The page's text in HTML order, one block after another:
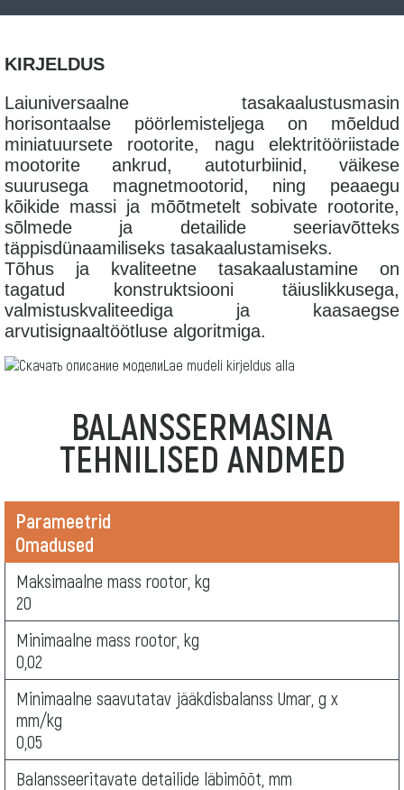
KIRJELDUS
Laiuniversaalne tasakaalustusmasin
horisontaalse pöörlemisteljega on mõeldud
miniatuursete rootorite, nagu elektritööriistade
mootorite ankrud, autoturbiinid, väikese
suurusega magnetmootorid, ning peaaegu
kõikide massi ja mõõtmetelt sobivate rootorite,
sõlmede ja detailide seeriavõtteks
täppisdünaamiliseks tasakaalustamiseks.
Tõhus ja kvaliteetne tasakaalustamine on
tagatud konstruktsiooni täiuslikkusega,
valmistuskvaliteediga ja kaasaegse
arvutisignaaltöötluse algoritmiga.
Lae mudeli kirjeldus alla
BALANSSERMASINA
TEHNILISED ANDMED
Parameetrid
Omadused
Maksimaalne mass rootor, kg
20
Minimaalne mass rootor, kg
0,02
Minimaalne saavutatav jääkdisbalanss Umar, g x
mm/kg
0,05
Balansseeritavate detailide läbimõõt, mm